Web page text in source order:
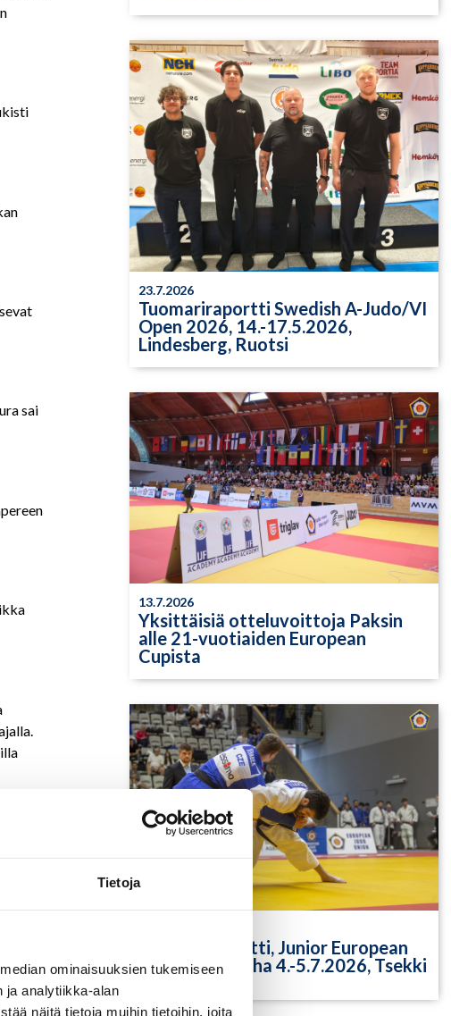
Tietoja
ominaisuuksien tukemiseen
ja analytiikka-alan
näitä tietoja muihin tietoihin, joita
sai
23.7.2026
Tuomariraportti Swedish A-Judo/VI
Open 2026, 14.-17.5.2026,
Lindesberg, Ruotsi
13.7.2026
Yksittäisiä otteluvoittoja Paksin
alle 21-vuotiaiden European
Cupista
Tuomariraportti, Junior European
Cup 2026, Praha 4.-5.7.2026, Tsekki